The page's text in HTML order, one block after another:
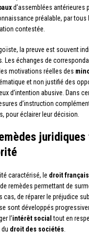
d’assemblées antérieures
préalable, par
contestée.
la preuve est souvent
Les échanges de
motivations réelles des
et non justifié des
d’intention abusive. Dans
d’instruction
pour éclairer leur décision.
juridiques
caractérisé, le droit français
remèdes permettant de
cas, de réparer le préjudice
sont développés
l’intérêt social tout en
droit des sociétés.